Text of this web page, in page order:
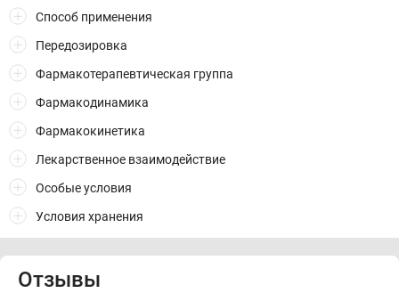
Способ применения
Передозировка
Фармакотерапевтическая группа
Фармакодинамика
Фармакокинетика
Лекарственное взаимодействие
Особые условия
Условия хранения
Отзывы